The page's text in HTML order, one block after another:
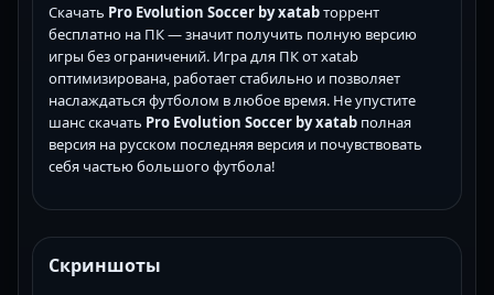
Скачать Pro Evolution Soccer by xatabторрент
бесплатно на ПК — значит получить полную версию
игры без ограничений. Игра для ПК от xatab
оптимизирована, работает стабильно и позволяет
наслаждаться футболом в любое время. Не упустите
шанс скачать Pro Evolution Soccer by xatab полная
версия на русском последняя версия и почувствовать
себя частью большого футбола!
Скриншоты